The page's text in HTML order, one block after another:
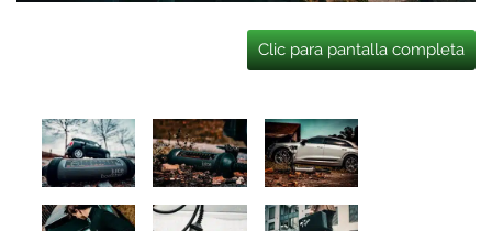
Clic para pantalla completa